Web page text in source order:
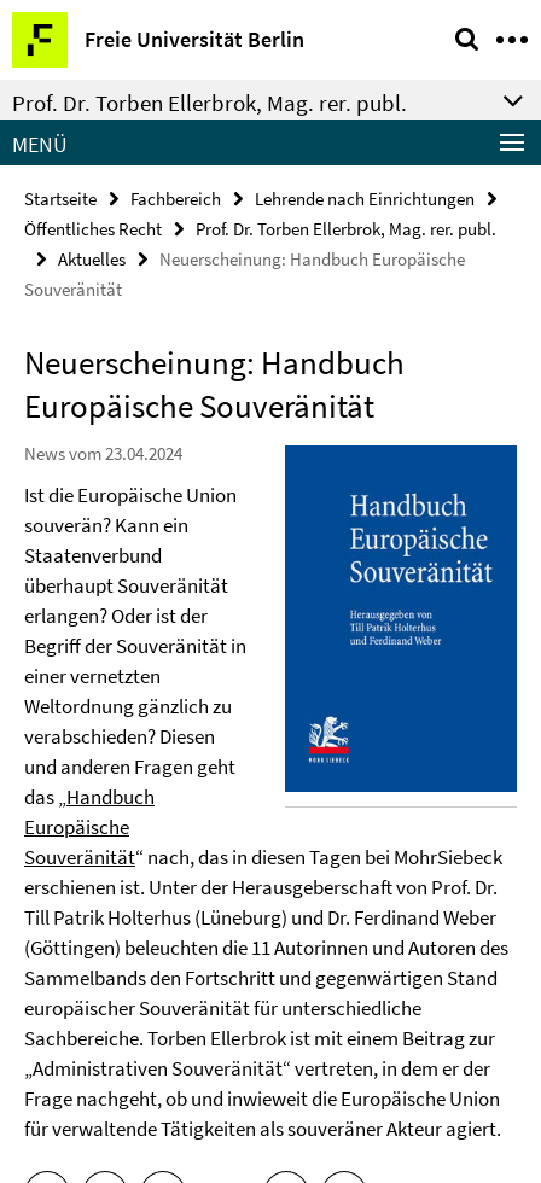
Springe
direkt
zu
Inhalt
Freie Universität Berlin
Service-
Navigation
Prof. Dr. Torben Ellerbrok, Mag. rer. publ.
MENÜ
Startseite Fachbereich
Lehrende nach Einrichtungen
Öffentliches Recht
Prof. Dr. Torben Ellerbrok, Mag. rer. publ.
Aktuelles
Neuerscheinung: Handbuch Europäische
Souveränität
Neuerscheinung: Handbuch
Europäische Souveränität
News vom 23.04.2024
Ist die Europäische Union
souverän? Kann ein
Staatenverbund
überhaupt Souveränität
erlangen? Oder ist der
Begriff der Souveränität in
einer vernetzten
Weltordnung gänzlich zu
verabschieden? Diesen
und anderen Fragen geht
das „Handbuch
Europäische
Souveränität“ nach, das in diesen Tagen bei MohrSiebeck
erschienen ist. Unter der Herausgeberschaft von Prof. Dr.
Till Patrik Holterhus (Lüneburg) und Dr. Ferdinand Weber
(Göttingen) beleuchten die 11 Autorinnen und Autoren des
Sammelbands den Fortschritt und gegenwärtigen Stand
europäischer Souveränität für unterschiedliche
Sachbereiche. Torben Ellerbrok ist mit einem Beitrag zur
„Administrativen Souveränität“ vertreten, in dem er der
Frage nachgeht, ob und inwieweit die Europäische Union
für verwaltende Tätigkeiten als souveräner Akteur agiert.